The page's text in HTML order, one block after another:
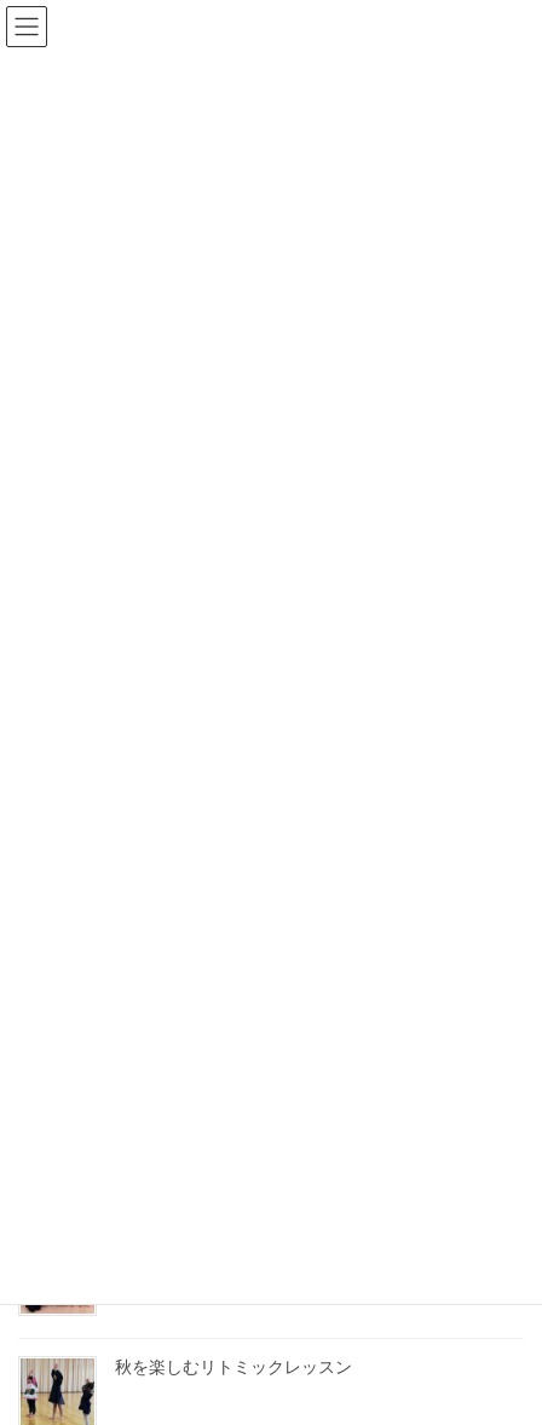
コ
ン
ナ
ビ
秋を楽しむリトミックレッスン